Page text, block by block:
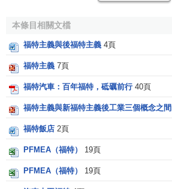
各種不同類型的產品和服務的社會需求
壓力下企業必須實現成本的持續下降，
業必須採取能同時提高效率和滿足個性
化是大規模定製的一個關鍵。通過將
件組合併裝配成可定製的產品或服務，
產這兩種生產模式的優勢被有機地結合
產方式中，在保證企業經濟效益的前提
性化的需求。
2、水平型組織形式。
產體系通過細化的產業分工，從專業化
業內部的職能部門外包出去，使每個企
本條目相關文檔
福特主義與後福特主義 4頁
福特主義 7頁
福特汽車：百年福特，砥礪前行 40頁
福特主義與新福特主義後工業三個概念之間
福特飯店 2頁
PFMEA（福特） 19頁
PFMEA（福特） 19頁